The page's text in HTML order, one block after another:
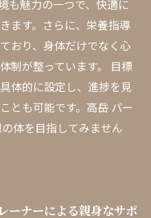
も魅力の一つで、快適に
ます。さらに、栄養指導
おり、身体だけでなく心
制が整っています。 目標
体的に設定し、進捗を見
とも可能です。高岳 パー
体を目指してみません
ーナーによる親身なサポ